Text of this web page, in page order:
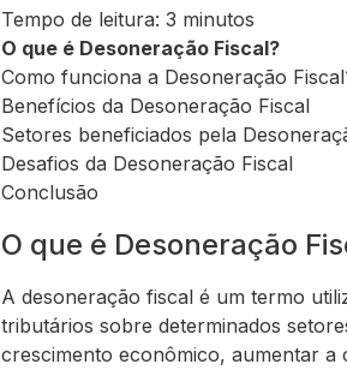
Tempo de leitura: 3 minutos
O que é Desoneração Fiscal?
Como funciona a Desoneração
Benefícios da Desoneração Fiscal
Setores beneficiados pela
Desafios da Desoneração Fiscal
Conclusão
O que é Desoneração
A desoneração fiscal é um termo
tributários sobre determinados
crescimento econômico, aumentar a